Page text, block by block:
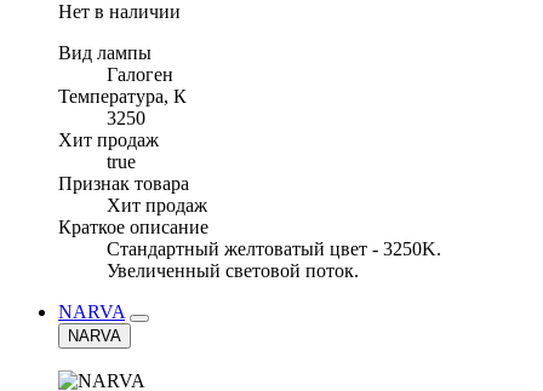
Нет в наличии
Вид лампы
Галоген
Температура, К
3250
Хит продаж
true
Признак товара
Хит продаж
Краткое описание
Стандартный желтоватый цвет - 3250K.
Увеличенный световой поток.
NARVA
NARVA